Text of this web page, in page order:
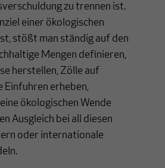
zu trennen ist.
einer ökologischen
stößt man ständig auf den
Mengen definieren,
herstellen, Zölle auf
Einfuhren erheben,
ökologischen Wende
Ausgleich bei all diesen
oder internationale